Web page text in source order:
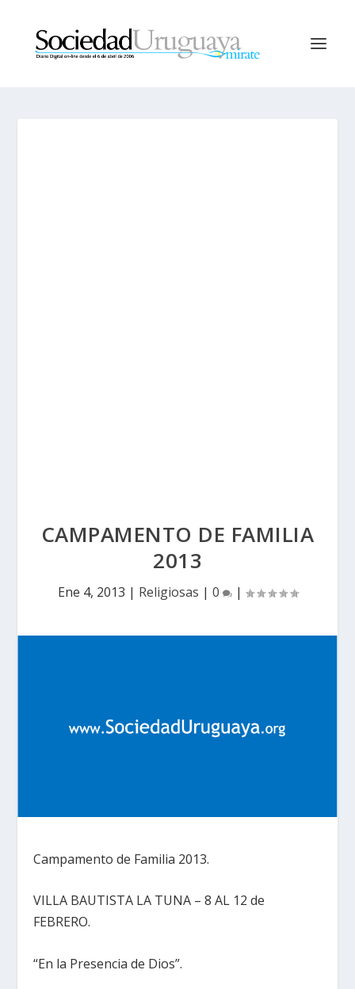
CAMPAMENTO DE FAMILIA
2013
Ene 4, 2013 | Religiosas | 0 |
Campamento de Familia 2013.
VILLA BAUTISTA LA TUNA – 8 AL 12 de
FEBRERO.
“En la Presencia de Dios”.